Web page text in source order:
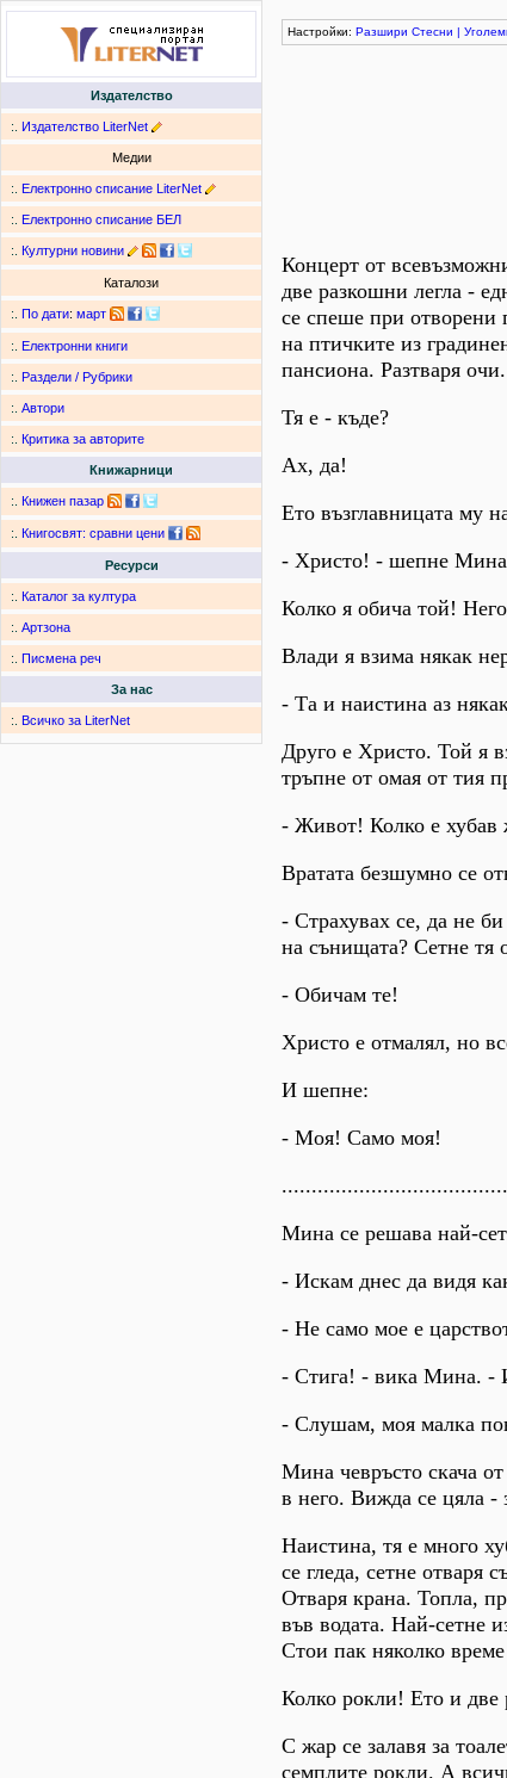
Издателство
:. Издателство LiterNet
Медии
:. Електронно списание LiterNet
:. Електронно списание БЕЛ
:. Културни новини
Каталози
:. По дати: март
:. Електронни книги
:. Раздели / Рубрики
:. Автори
:. Критика за авторите
Книжарници
:. Книжен пазар
:. Книгосвят: сравни цени
Ресурси
:. Каталог за култура
:. Артзона
:. Писмена реч
За нас
:. Всичко за LiterNet
Настройки: Разшири Стесни |
Концерт от
две разкошни легла -
се спеше при отворени
на птичките из
пансиона. Разтваря очи.
Тя е - къде?
Ах, да!
Ето възглавницата му
- Христо! - шепне Мина
Колко я обича той!
Влади я взима някак
- Та и наистина аз
Друго е Христо. Той я
тръпне от омая от тия
- Живот! Колко е
Вратата безшумно се
- Страхувах се, да не
на сънищата? Сетне тя
- Обичам те!
Христо е отмалял, но
И шепне:
- Моя! Само моя!
Мина се решава най-
- Искам днес да видя
- Не само мое е
- Стига! - вика Мина. -
- Слушам, моя малка
Мина чевръсто скача
в него. Вижда се цяла -
Наистина, тя е много
се гледа, сетне отваря
Отваря крана. Топла,
във водата. Най-сетне
Стои пак няколко време
Колко рокли! Ето и две
С жар се залавя за
семплите рокли. А